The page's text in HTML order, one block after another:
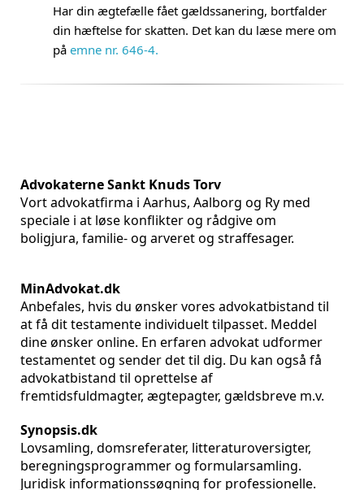
Har din ægtefælle fået gældssanering, bortfalder
din hæftelse for skatten. Det kan du læse mere om
på emne nr. 646-4.
Advokaterne Sankt Knuds Torv
Vort advokatfirma i Aarhus, Aalborg og Ry med
speciale i at løse konflikter og rådgive om
boligjura, familie- og arveret og straffesager.
MinAdvokat.dk
Anbefales, hvis du ønsker vores advokatbistand til
at få dit testamente individuelt tilpasset. Meddel
dine ønsker online. En erfaren advokat udformer
testamentet og sender det til dig. Du kan også få
advokatbistand til oprettelse af
fremtidsfuldmagter, ægtepagter, gældsbreve m.v.
Synopsis.dk
Lovsamling, domsreferater, litteraturoversigter,
beregningsprogrammer og formularsamling.
Juridisk informationssøgning for professionelle.